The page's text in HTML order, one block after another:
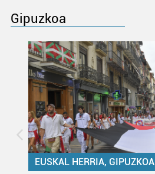
Gipuzkoa
EUSKAL HERRIA, GIPUZKOA